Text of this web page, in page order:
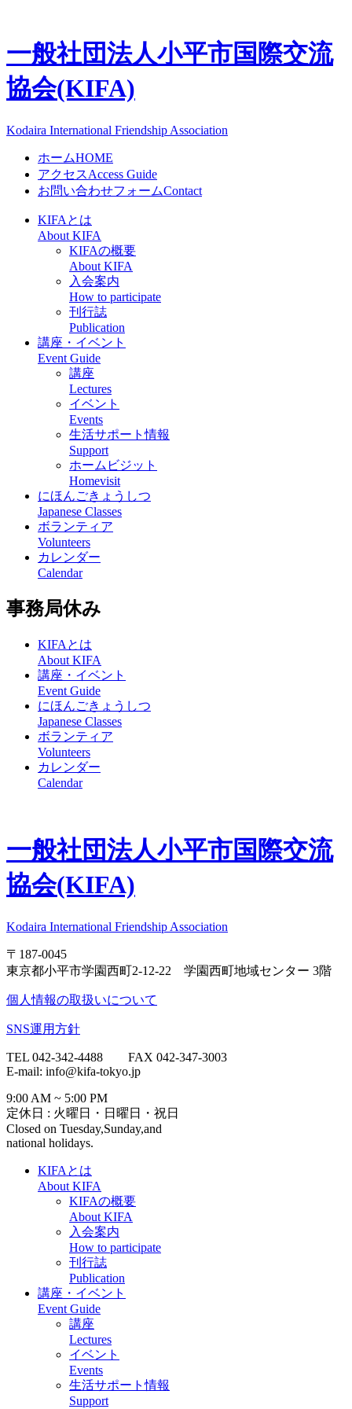
一般社団法人小平市国際交流
協会(KIFA)
Kodaira International Friendship Association
ホームHOME
アクセスAccess Guide
お問い合わせフォームContact
KIFAとは
About KIFA
KIFAの概要
About KIFA
入会案内
How to participate
刊行誌
Publication
講座・イベント
Event Guide
講座
Lectures
イベント
Events
生活サポート情報
Support
ホームビジット
Homevisit
にほんごきょうしつ
Japanese Classes
ボランティア
Volunteers
カレンダー
Calendar
事務局休み
KIFAとは
About KIFA
講座・イベント
Event Guide
にほんごきょうしつ
Japanese Classes
ボランティア
Volunteers
カレンダー
Calendar
一般社団法人小平市国際交流
協会(KIFA)
Kodaira International Friendship Association
〒187-0045
東京都小平市学園西町2-12-22 学園西町地域センター 3階
個人情報の取扱いについて
SNS運用方針
TEL 042-342-4488 FAX 042-347-3003
E-mail: info@kifa-tokyo.jp
9:00 AM ~ 5:00 PM
定休日 : 火曜日・日曜日・祝日
Closed on Tuesday,Sunday,and
national holidays.
KIFAとは
About KIFA
KIFAの概要
About KIFA
入会案内
How to participate
刊行誌
Publication
講座・イベント
Event Guide
講座
Lectures
イベント
Events
生活サポート情報
Support